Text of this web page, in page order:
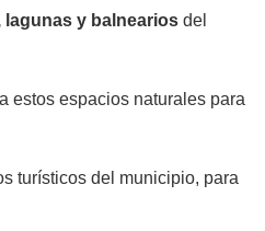
lagunas y balnearios del
estos espacios naturales para
turísticos del municipio, para